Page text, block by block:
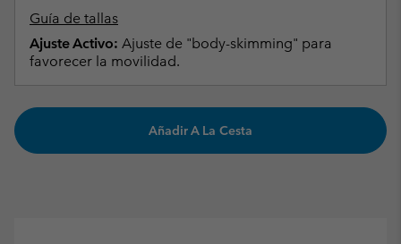
Guía de tallas
Ajuste Activo: Ajuste de "body-skimming" para
favorecer la movilidad.
Añadir A La Cesta